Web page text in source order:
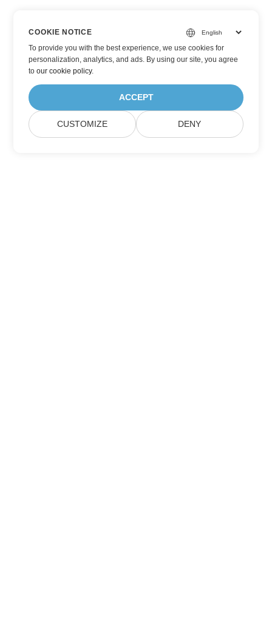
COOKIE NOTICE
To provide you with the best experience, we use cookies for
personalization, analytics, and ads. By using our site, you agree
toour cookie policy.
ACCEPT
CUSTOMIZE DENY